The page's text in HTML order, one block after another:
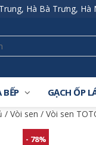
Hà Bà Trưng, Hà
BẾP GẠCH ỐP
/ Vòi sen / Vòi sen
- 78%